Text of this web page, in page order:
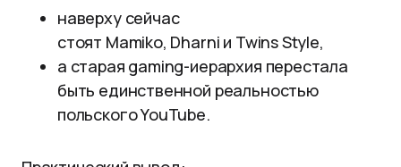
наверху сейчас
стоят Mamiko, Dharni и Twins Style,
а старая gaming-иерархия перестала
быть единственной реальностью
польского YouTube.